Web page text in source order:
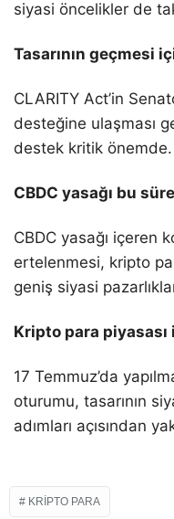
siyasi öncelikler de
Tasarının geçmesi
CLARITY Act’in
desteğine ulaşması
destek kritik önemde.
CBDC yasağı bu
CBDC yasağı içeren
ertelenmesi, kripto
geniş siyasi
Kripto para
17 Temmuz’da
oturumu, tasarının
adımları açısından
KRIPTO PARA